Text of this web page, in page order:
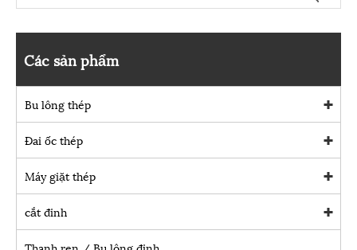
Các sản phẩm
Bu lông thép
Đai ốc thép
Máy giặt thép
cắt đinh